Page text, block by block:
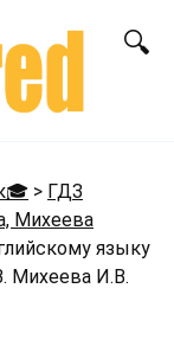
> ГДЗ
Михеева
языку
Михеева И.В.